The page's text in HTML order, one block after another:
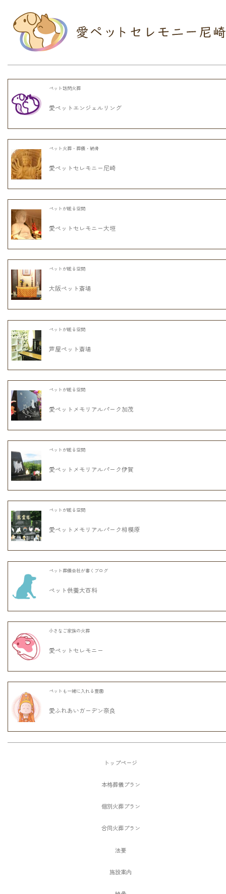
ペット訪問火葬
愛ペットエンジェルリング
ペット火葬・葬儀・納骨
愛ペットセレモニー尼崎
ペットが眠る空間
愛ペットセレモニー大垣
ペットが眠る空間
大阪ペット斎場
ペットが眠る空間
芦屋ペット斎場
ペットが眠る空間
愛ペットメモリアルパーク加茂
ペットが眠る空間
愛ペットメモリアルパーク伊賀
ペットが眠る空間
愛ペットメモリアルパーク相模原
ペット葬儀会社が書くブログ
ペット供養大百科
小さなご家族の火葬
愛ペットセレモニー
ペットも一緒に入れる霊園
愛ふれあいガーデン奈良
トップページ
本格葬儀プラン
個別火葬プラン
合同火葬プラン
法要
施設案内